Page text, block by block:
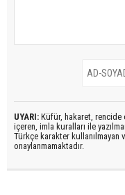
UYARI: Küfür, hakaret, rencide
içeren, imla kuralları ile
Türkçe karakter kullanılmayan
onaylanmamaktadır.